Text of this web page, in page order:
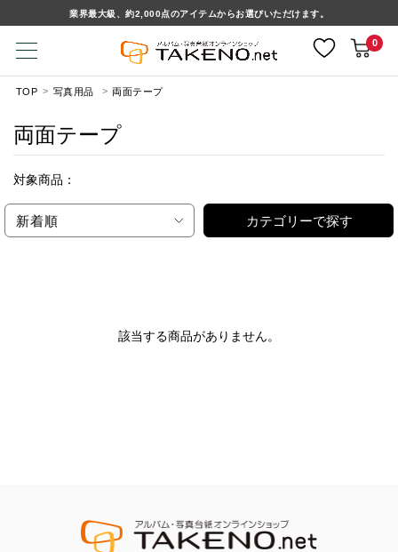
業界最大級、約2,000点のアイテムからお選びいただけます。
0
TOP 写真用品 両面テープ
両面テープ
対象商品：
新着順 カテゴリーで探す
該当する商品がありません。